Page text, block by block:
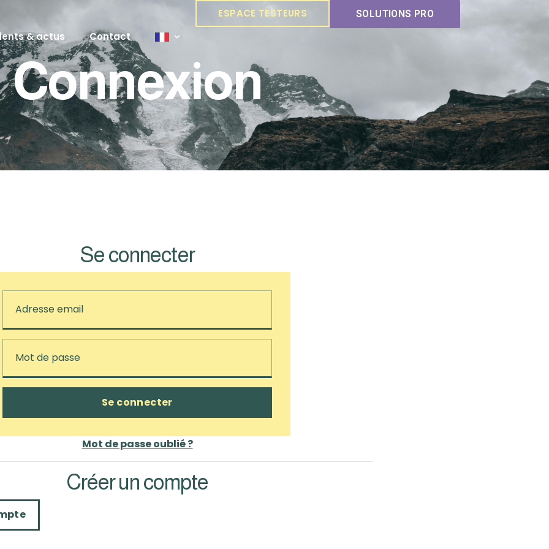
& actus Contact
ESPACE TESTEURS SOLUTIONS PRO
Connexion
Se connecter
Mot de passe oublié ?
Créer un compte